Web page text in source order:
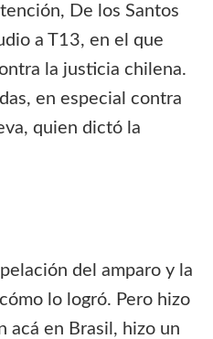
De los Santos
a T13, en el que
la justicia chilena.
en especial contra
quien dictó la
del amparo y la
lo logró. Pero hizo
acá en Brasil, hizo un